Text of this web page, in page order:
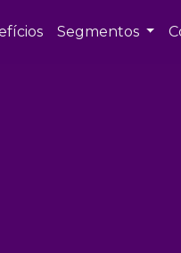
Segmentos